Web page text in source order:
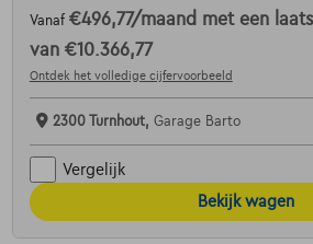
Vanaf €496,77/maand met een
van €10.366,77
Ontdek het volledige cijfervoorbeeld
2300 Turnhout, Garage Barto
Vergelijk
Bekijk wagen